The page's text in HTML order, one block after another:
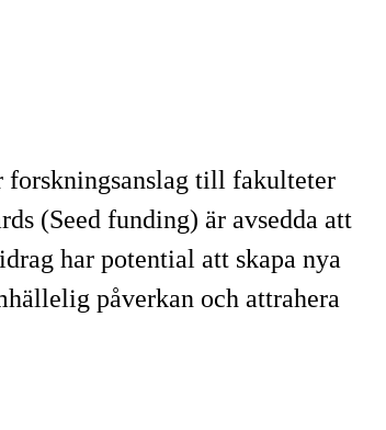
forskningsanslag till fakulteter
(Seed funding) är avsedda att
har potential att skapa nya
påverkan och attrahera